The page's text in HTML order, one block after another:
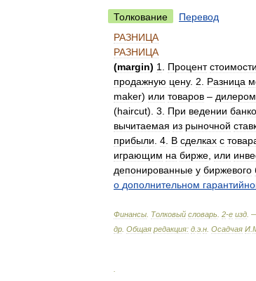
Толкование
Перевод
РАЗНИЦА
РАЗНИЦА
(margin) 1 Процент стоимости
продажную цену. 2 Разница
maker) или товаров – дилером
(haircut). 3 При ведении
вычитаемая из рыночной
прибыли 4 В сделках с
играющим на бирже или
депонированные у биржевого
о дополнительном
Финансы Толковый словарь 2-е изд .
др Общая редакция: д э н Осадчая И